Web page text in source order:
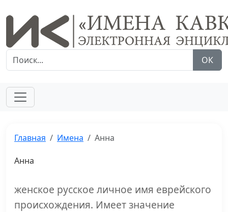
ОК
Главная Имена Анна
Анна
женское русское личное имя еврейского
происхождения. Имеет значение